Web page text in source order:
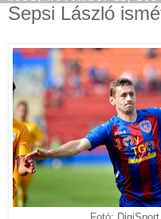
Sepsi László